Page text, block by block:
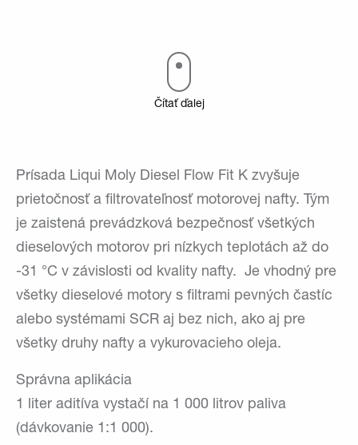
Čítať ďalej
Prísada Liqui Moly Diesel Flow Fit K zvyšuje
prietočnosť a filtrovateľnosť motorovej nafty. Tým
je zaistená prevádzková bezpečnosť všetkých
dieselových motorov pri nízkych teplotách až do
-31 °C v závislosti od kvality nafty. Je vhodný pre
všetky dieselové motory s filtrami pevných častíc
alebo systémami SCR aj bez nich, ako aj pre
všetky druhy nafty a vykurovacieho oleja.
Správna aplikácia
1 liter aditíva vystačí na 1 000 litrov paliva
(dávkovanie 1:1 000).